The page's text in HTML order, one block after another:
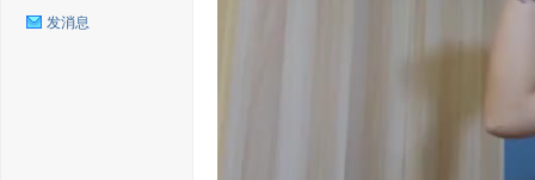
发消息